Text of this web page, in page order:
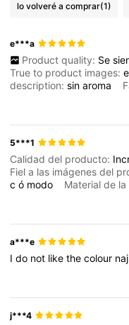
lo volveré a comprar(1)
e***a
Product quality: Se
True to product images:
description:sinaroma
5***1
Calidad del producto:
Fiel a las imágenes del
có modo Material de la
a***e
Ido not likethecolour
j***4